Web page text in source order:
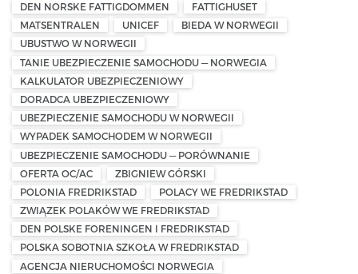
DEN NORSKE FATTIGDOMMEN
FATTIGHUSET
MATSENTRALEN
UNICEF
BIEDA W NORWEGII
UBUSTWO W NORWEGII
TANIE UBEZPIECZENIE SAMOCHODU — NORWEGIA
KALKULATOR UBEZPIECZENIOWY
DORADCA UBEZPIECZENIOWY
UBEZPIECZENIE SAMOCHODU W NORWEGII
WYPADEK SAMOCHODEM W NORWEGII
UBEZPIECZENIE SAMOCHODU — PORÓWNANIE
OFERTA OC/AC
ZBIGNIEW GÓRSKI
POLONIA FREDRIKSTAD
POLACY WE FREDRIKSTAD
ZWIĄZEK POLAKÓW WE FREDRIKSTAD
DEN POLSKE FORENINGEN I FREDRIKSTAD
POLSKA SOBOTNIA SZKOŁA W FREDRIKSTAD
AGENCJA NIERUCHOMOŚCI NORWEGIA